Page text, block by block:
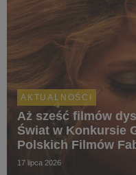
AKTUALNOŚCI
Aż sześć filmów
Świat w Konkursie
Polskich Filmów
17 lipca 2026